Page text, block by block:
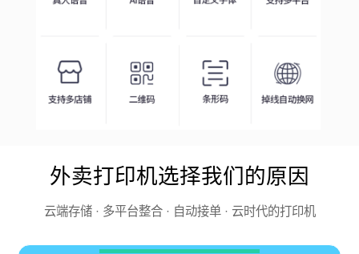
外卖打印机选择我们的原因
云端存储 · 多平台整合 · 自动接单 · 云时代的打印机